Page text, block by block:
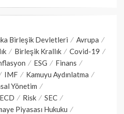
Birleşik Devletleri
Avrupa
Birleşik Krallık
Covid-19
ESG
Finans
IMF
Kamuyu Aydınlatma
Yönetim
Risk
SEC
Piyasası Hukuku